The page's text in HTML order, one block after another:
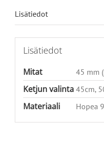
Lisätiedot
Lisätiedot
Mitat 45 mm
Ketjun valinta 45cm,
Materiaali Hopea